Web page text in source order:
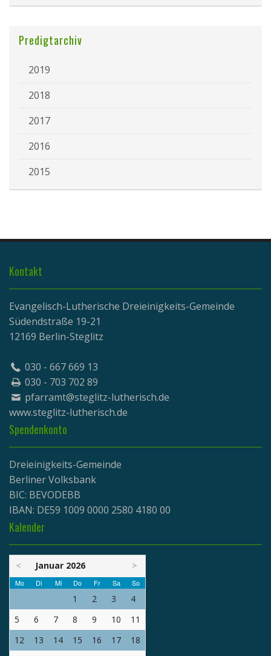
Predigtarchiv
2019
2018
2017
2016
2015
Kontakt
Evangelisch-Lutherische Dreieinigkeits-Gemeinde
Südendstraße 19-21
12169 Berlin-Steglitz
030 - 667 669 13
030 - 703 702 89
pfarramt@steglitz-lutherisch.de
www.steglitz-lutherisch.de
Spendenkonto
Dreieinigkeits-Gemeinde
Berliner Volksbank
BIC: BEVODEBB
IBAN: DE59 1009 0000 2580 4180 00
Kalender
< Januar 2026 >
Mo Di Mi Do Fr Sa So
1 2 3
4
5
6 7 8 9 10
11
12
13 14 15 16 17
18